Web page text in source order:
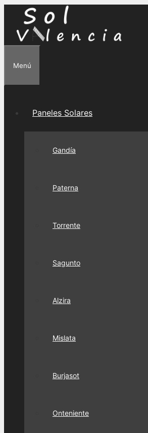
Menú
Paneles Solares
Gandía
Paterna
Torrente
Sagunto
Alzira
Mislata
Burjasot
Onteniente